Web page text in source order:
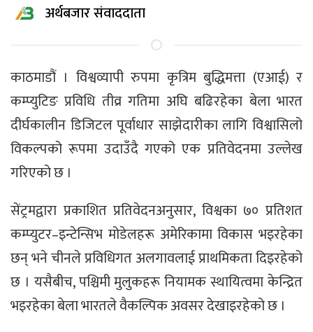
अर्थबजार संवाददाता
काठमाडौं । विश्वव्यापी रुपमा कृत्रिम बुद्धिमत्ता (एआई) र
कम्प्युटिङ प्रविधि तीव्र गतिमा अघि बढिरहेका बेला भारत
दीर्घकालीन डिजिटल पूर्वाधार साझेदारीका लागि विश्वासिलो
विकल्पको रूपमा उदाउँदै गएको एक प्रतिवेदनमा उल्लेख
गरिएको छ ।
सेंट्रमद्वारा प्रकाशित प्रतिवेदनअनुसार, विश्वका ७० प्रतिशत
कम्प्युटर–इन्टेन्सिभ मोडेलहरू अमेरिकामा विकास भइरहेका
छन् भने चीनले प्रविधिगत अलगावलाई प्राथमिकता दिइरहेको
छ । यसैबीच, पश्चिमी मुलुकहरू नियामक स्थायित्वमा केन्द्रित
भइरहेका बेला भारतले वैकल्पिक अवसर देखाइरहेको छ ।